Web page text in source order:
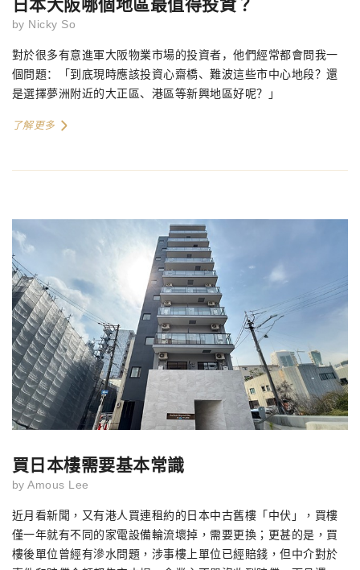
by Nicky So
對於很多有意進軍大阪物業市場的投資者，他們經常都會問我一
個問題：「到底現時應該投資心齋橋、難波這些市中心地段？還
是選擇夢洲附近的大正區、港區等新興地區好呢？」
了解更多
買日本樓需要基本常識
by Amous Lee
近月看新聞，又有港人買連租約的日本中古舊樓「中伏」，買樓
僅一年就有不同的家電設備輪流壞掉，需要更換；更甚的是，買
樓後單位曾經有滲水問題，涉事樓上單位已經賠錢，但中介對於